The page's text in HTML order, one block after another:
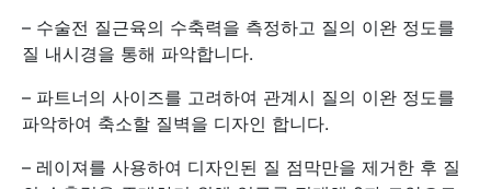
– 수술전 질근육의 수축력을 측정하고 질의 이완 정도를
질 내시경을 통해 파악합니다.
– 파트너의 사이즈를 고려하여 관계시 질의 이완 정도를
파악하여 축소할 질벽을 디자인 합니다.
– 레이져를 사용하여 디자인된 질 점막만을 제거한 후 질